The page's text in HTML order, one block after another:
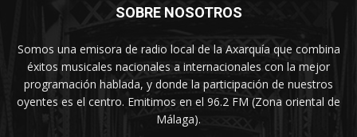
SOBRE NOSOTROS
Somos una emisora de radio local de la Axarquía que combina
éxitos musicales nacionales a internacionales con la mejor
programación hablada, y donde la participación de nuestros
oyentes es el centro. Emitimos en el 96.2 FM (Zona oriental de
Málaga).